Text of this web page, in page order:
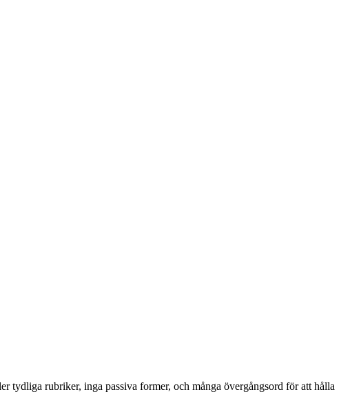
rubriker, inga passiva former, och många övergångsord för att hålla